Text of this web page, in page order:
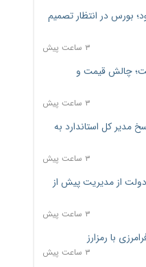
بورس در انتظار تصمیم
۳ ساعت پیش
چالش قیمت و
۳ ساعت پیش
مدیر کل استاندارد به
۳ ساعت پیش
از مدیریت پیش از
۳ ساعت پیش
با رمزارز
۳ ساعت پیش